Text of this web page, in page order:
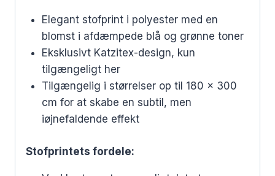
Elegant stofprint i polyester med en
blomst i afdæmpede blå og grønne toner
Eksklusivt Katzitex-design, kun
tilgængeligt her
Tilgængelig i størrelser op til 180 x 300
cm for at skabe en subtil, men
iøjnefaldende effekt
Stofprintets fordele: